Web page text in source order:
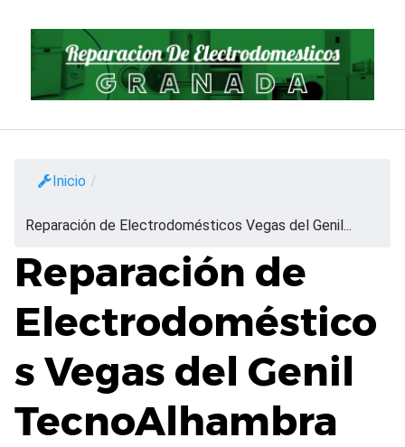
contenido
Inicio /
Reparación de Electrodomésticos Vegas del Genil...
Reparación de
Electrodoméstico
s Vegas del Genil
TecnoAlhambra